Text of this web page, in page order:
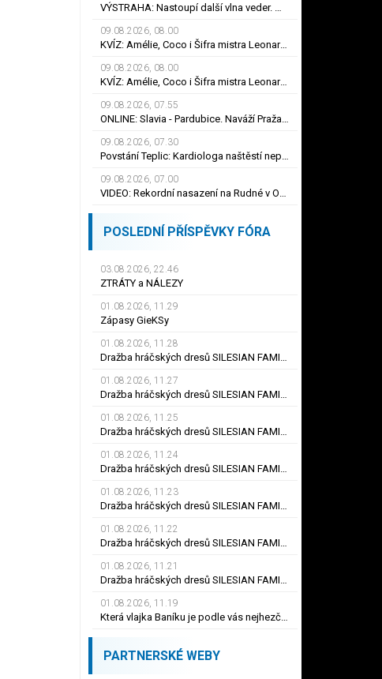
VÝSTRAHA: Nastoupí další vlna veder. Meteorologové mají ale i dobrou zprávu
09.08.2026, 08.00
KVÍZ: Amélie, Coco i Šifra mistra Leonarda. Co víte o Audrey Tautouové?
09.08.2026, 08.00
KVÍZ: Amélie, Coco i Šifra mistra Leonarda. Co víte o Audrey Tautouové?
09.08.2026, 07.55
ONLINE: Slavia - Pardubice. Naváží Pražané na dosavadní jízdu, nebo překvapí Východočeši?
09.08.2026, 07.30
Povstání Teplic: Kardiologa naštěstí nepotřebuji, smál se Frťala. Promluvil o zájmu Plzně
09.08.2026, 07.00
VIDEO: Rekordní nasazení na Rudné v Ostravě. Ve vedrech pracuje až 120 silničářů
POSLEDNÍ PŘÍSPĚVKY FÓRA
03.08.2026, 22.46
ZTRÁTY a NÁLEZY
01.08.2026, 11.29
Zápasy GieKSy
01.08.2026, 11.28
Dražba hráčských dresů SILESIAN FAMILY - #25 Robert SADOWSKI
01.08.2026, 11.27
Dražba hráčských dresů SILESIAN FAMILY - #22
01.08.2026, 11.25
Dražba hráčských dresů SILESIAN FAMILY - #6
01.08.2026, 11.24
Dražba hráčských dresů SILESIAN FAMILY - #21 Jiří KLÍMA
01.08.2026, 11.23
Dražba hráčských dresů SILESIAN FAMILY - #19 Dyjan Carlos de AZEVEDO
01.08.2026, 11.22
Dražba hráčských dresů SILESIAN FAMILY - #5 Adam JÁNOŠ
01.08.2026, 11.21
Dražba hráčských dresů SILESIAN FAMILY - #1 Viktor BUDÍNSKÝ
01.08.2026, 11.19
Která vlajka Baníku je podle vás nejhezčí ?
PARTNERSKÉ WEBY